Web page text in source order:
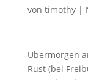
von timothy|
Übermorgen
Rust (bei